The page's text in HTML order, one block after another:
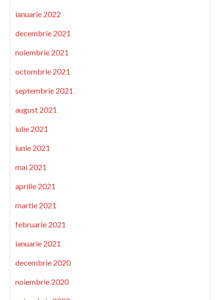
ianuarie 2022
decembrie 2021
noiembrie 2021
octombrie 2021
septembrie 2021
august 2021
iulie 2021
iunie 2021
mai 2021
aprilie 2021
martie 2021
februarie 2021
ianuarie 2021
decembrie 2020
noiembrie 2020